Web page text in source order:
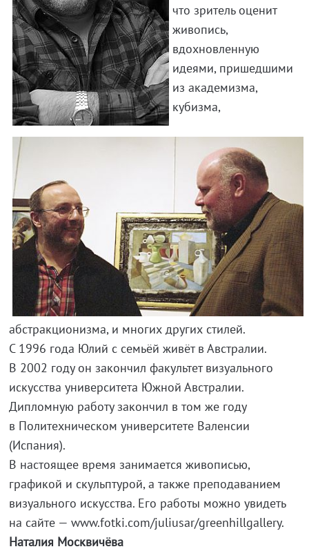
что зритель оценит
живопись,
вдохновленную
идеями, пришедшими
из академизма,
кубизма,
абстракционизма, и многих других стилей.
С 1996 года Юлий с семьёй живёт в Австралии.
В 2002 году он закончил факультет визуального
искусства университета Южной Австралии.
Дипломную работу закончил в том же году
в Политехническом университете Валенсии
(Испания).
В настоящее время занимается живописью,
графикой и скульптурой, а также преподаванием
визуального искусства. Его работы можно увидеть
на сайте — www.fotki.com/juliusar/greenhillgallery.
Наталия Москвичёва